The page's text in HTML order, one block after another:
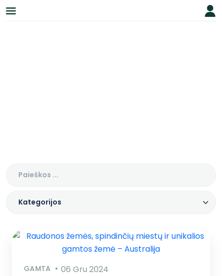
GAMTA 06 Gru 2024